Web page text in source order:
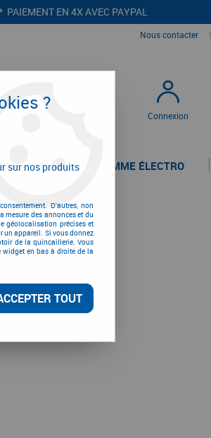
EN 4X AVEC PAYPAL
Nous contacter |
Connexion
LA GAMME ÉLECTRO
sur1
?
sur nos produits
D'autres, non
mesure des annonces et du
géolocalisation précises et
un appareil. Si vous donnez
de la quincaillerie. Vous
en bas à droite de la
TOUT